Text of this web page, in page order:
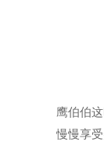
鹰伯伯
慢慢享